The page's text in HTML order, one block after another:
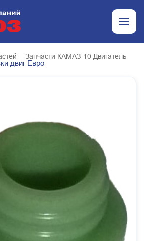
_ Запчасти КАМАЗ 10 Двигатель
двиг Евро